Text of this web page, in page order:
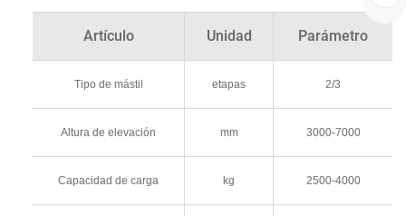
Artículo Unidad Parámetro
Tipo de mástil etapas 2/3
Altura de elevación mm 3000-7000
Capacidad de carga kg 2500-4000